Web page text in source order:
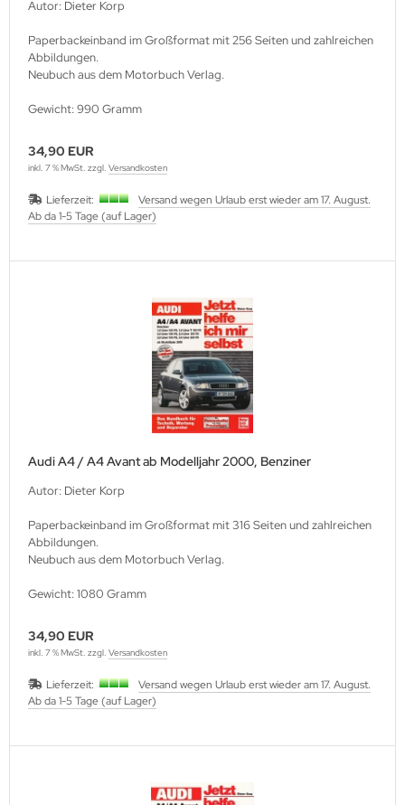
Autor: Dieter Korp
Paperbackeinband im Großformat mit 256 Seiten und zahlreichen
Abbildungen.
Neubuch aus dem Motorbuch Verlag.
Gewicht: 990 Gramm
34,90 EUR
inkl. 7 % MwSt. zzgl. Versandkosten
Lieferzeit:
Versand wegen Urlaub erst wieder am 17. August.
Ab da 1-5 Tage (auf Lager)
Audi A4 / A4 Avant ab Modelljahr 2000, Benziner
Autor: Dieter Korp
Paperbackeinband im Großformat mit 316 Seiten und zahlreichen
Abbildungen.
Neubuch aus dem Motorbuch Verlag.
Gewicht: 1080 Gramm
34,90 EUR
inkl. 7 % MwSt. zzgl. Versandkosten
Lieferzeit:
Versand wegen Urlaub erst wieder am 17. August.
Ab da 1-5 Tage (auf Lager)